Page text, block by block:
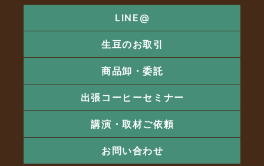
LINE@
生豆のお取引
商品卸・委託
出張コーヒーセミナー
講演・取材ご依頼
お問い合わせ